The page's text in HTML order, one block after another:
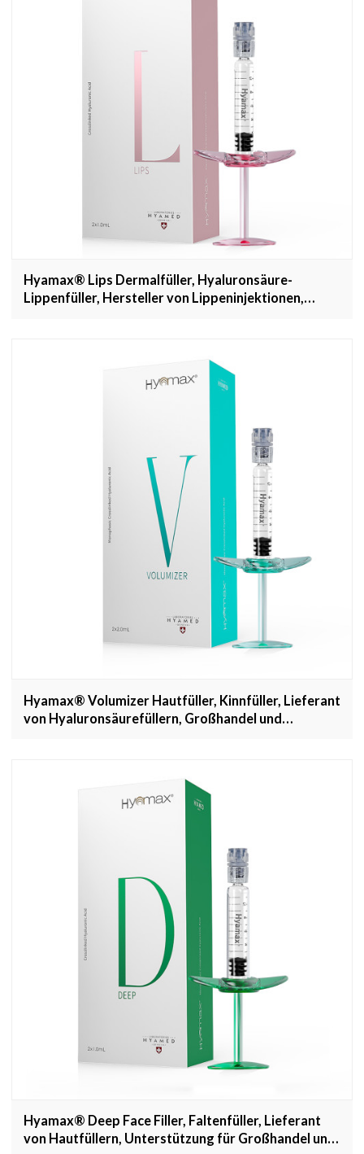
Hyamax® Lips Dermalfüller, Hyaluronsäure-
Lippenfüller, Hersteller von Lippeninjektionen,
Hyamax® Volumizer Hautfüller, Kinnfüller, Lieferant
von Hyaluronsäurefüllern, Großhandel und
Hyamax® Deep Face Filler, Faltenfüller, Lieferant
von Hautfüllern, Unterstützung für Großhandel und